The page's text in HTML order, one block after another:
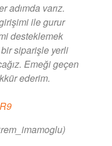
adımda varız.
ile gurur
desteklemek
siparişle yerli
Emeği geçen
ederim.